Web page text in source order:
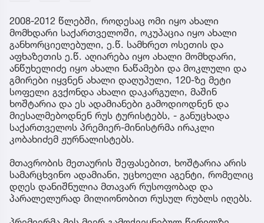
2008-2012 წლებში, როდესაც ომი იყო ახალი
მომხდარი საქართველოში, ოკუპაცია იყო ახალი
განხორციელებული, ე.წ. სამხრეთ ოსეთის და
აფხაზეთის ე.წ. აღიარება იყო ახალი მომხდარი,
ანწუხელიძე იყო ახალი ნაწამები და მოკლული და
გმირები იყვნენ ახალი დაღუპული, 120-ზე მეტი
სოფელი გვქონდა ახალი დაკარგული, მაშინ
ხოშტარია და ეს ადამიანები გამოდიოდნენ და
მიესალმებოდნენ რუს ტურისტებს, - განუცხადა
საქართველოს პრემიერ-მინისტრმა ირაკლი
კობახიძემ ჟურნალისტებს.
მთავრობის მეთაურის შეფასებით, ხოშტარია არის
სამარცხვინო ადამიანი, უცხოელი აგენტი, რომელიც
დღეს დანიშნულია მთავარ რუსოფობად და
პარალელურად მილიონობით რუსულ რუბლს იღებს.